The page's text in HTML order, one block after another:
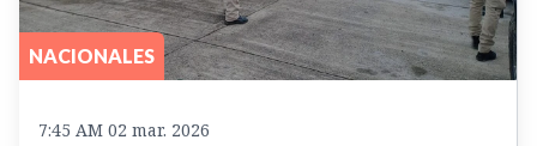
NACIONALES
7:45 AM 02 mar. 2026